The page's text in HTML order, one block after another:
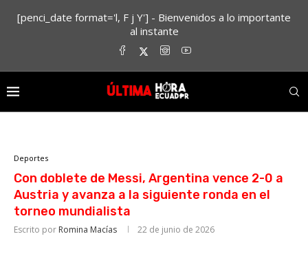
[penci_date format='l, F j Y'] - Bienvenidos a lo importante
al instante
Deportes
Con doblete de Messi, Argentina vence 2-0 a
Austria y avanza a la siguiente ronda en el
torneo mundialista
Escrito por Romina Macías 22 de junio de 2026